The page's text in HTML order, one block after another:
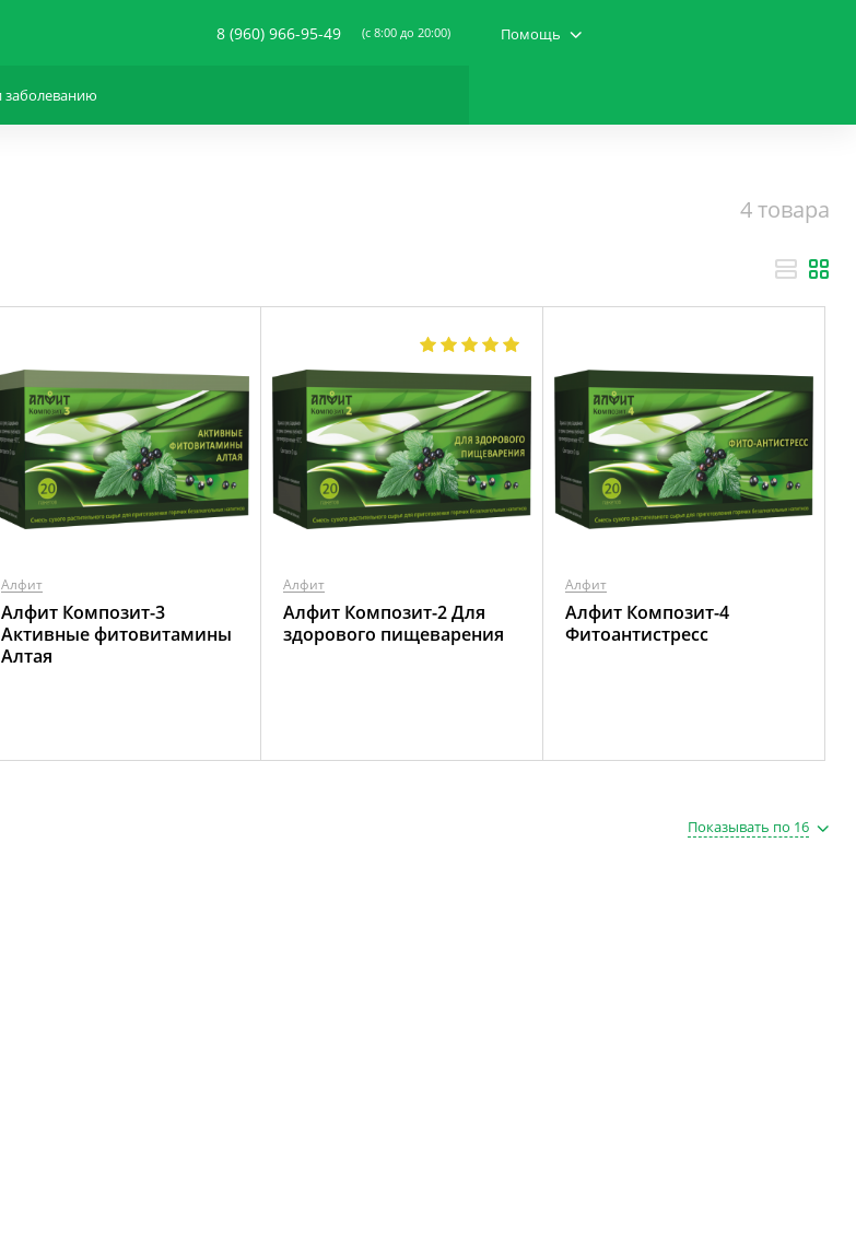
8 (960) 966-95-49 (c 8:00 до 20:00) Помощь
4 товара
Алфит
Алфит Композит-3
Активные фитовитамины
Алтая
Алфит
Алфит Композит-2 Для
здорового пищеварения
Алфит
Алфит Композит-4
Фитоантистресс
Показывать по 16